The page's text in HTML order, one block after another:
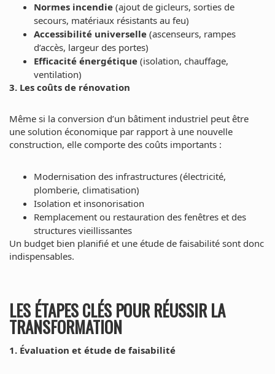
Normes incendie (ajout de gicleurs, sorties de
secours, matériaux résistants au feu)
Accessibilité universelle (ascenseurs, rampes
d’accès, largeur des portes)
Efficacité énergétique (isolation, chauffage,
ventilation)
3. Les coûts de rénovation
Même si la conversion d’un bâtiment industriel peut être
une solution économique par rapport à une nouvelle
construction, elle comporte des coûts importants :
Modernisation des infrastructures (électricité,
plomberie, climatisation)
Isolation et insonorisation
Remplacement ou restauration des fenêtres et des
structures vieillissantes
Un budget bien planifié et une étude de faisabilité sont donc
indispensables.
LES ÉTAPES CLÉS POUR RÉUSSIR LA
TRANSFORMATION
1. Évaluation et étude de faisabilité